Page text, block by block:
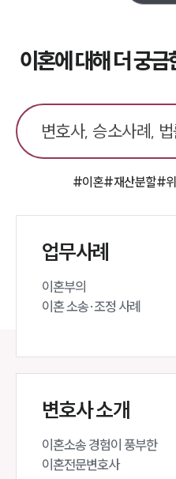
이혼에 대해 더 궁
#이혼#재산분할#
업무사례
이혼부의
이혼 소송·조정 사례
변호사 소개
이혼소송 경험이 풍부한
이혼전문변호사